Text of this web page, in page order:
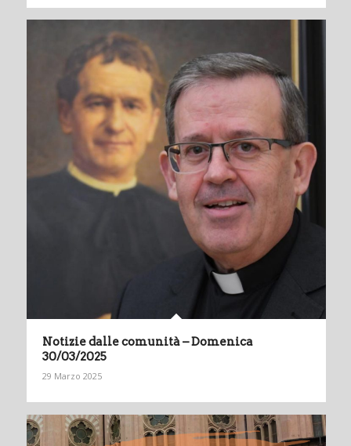
Notizie dalle comunità – Domenica
30/03/2025
29 Marzo 2025